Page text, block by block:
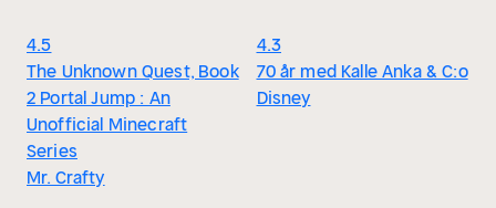
4.5
The Unknown Quest, Book
2 Portal Jump : An
Unofficial Minecraft
Series
Mr. Crafty
4.3
70 år med Kalle Anka & C:o
Disney